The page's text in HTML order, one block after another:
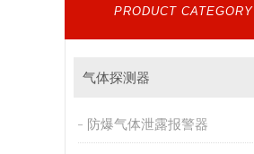
PRODUCT CATEGORY
气体探测器
防爆气体泄露报警器